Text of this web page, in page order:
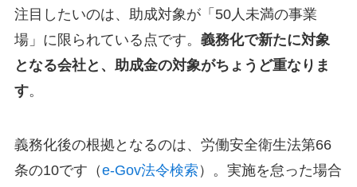
注目したいのは、助成対象が「50人未満の事業
場」に限られている点です。 義務化で新たに対象
となる会社と、助成金の対象がちょうど重なりま
す。
義務化後の根拠となるのは、労働安全衛生法第66
条の10です（e-Gov法令検索 ）。実施を怠った場合